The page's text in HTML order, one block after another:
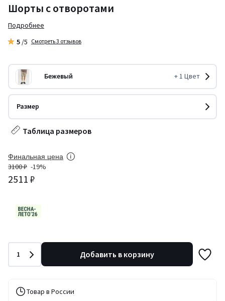
Шорты с отворотами
Подробнее
5 /5 Смотреть 3 отзывов
Бежевый +1 Цвет
Размер
Таблица размеров
Финальная цена
3100 ₽ -19%
2511 ₽
Количество
1 Добавить в корзину
Товар в России